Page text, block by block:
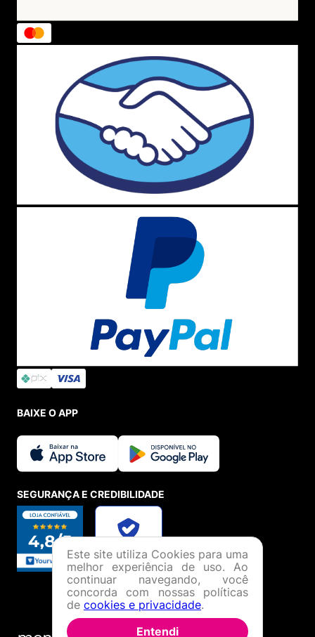
BAIXE O APP
SEGURANÇA E CREDIBILIDADE
Este site utiliza Cookies para uma
melhor experiência de uso. Ao
continuar navegando, você
concorda com nossas políticas
de cookies e privacidade.
Entendi